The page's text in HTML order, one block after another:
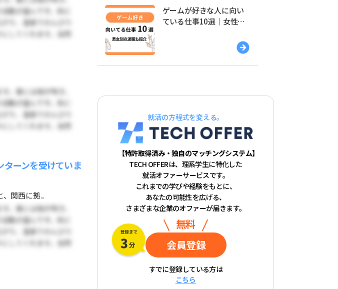
ーンを受けていま
関西に拠...
ゲームが好きな人に向い
ている仕事10選｜女性・
就活の方程式を変える。
【特許取得済み・独自のマッチングシステム】
TECH OFFERは、理系学生に特化した
就活オファーサービスです。
これまでの学びや経験をもとに、
あなたの可能性を広げる、
さまざまな企業のオファーが届きます。
無料
会員登録
すでに登録している方は
こちら